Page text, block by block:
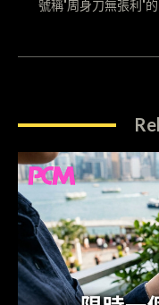
號稱"周身刀無張利"